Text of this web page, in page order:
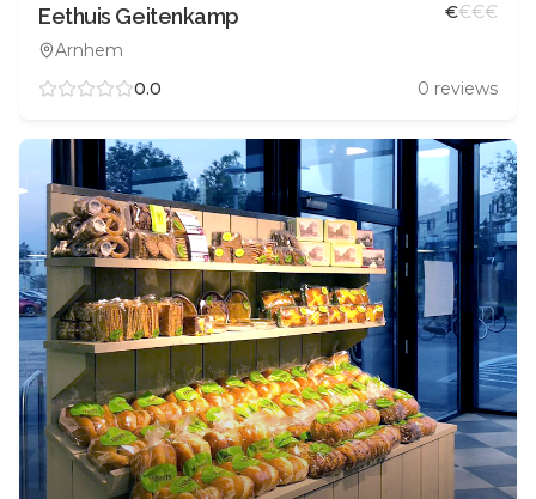
Eethuis Geitenkamp
Arnhem
€€€€
0.0 0 reviews